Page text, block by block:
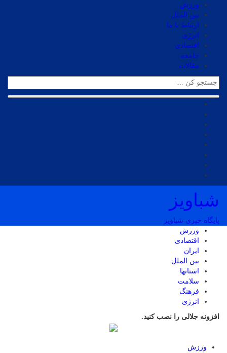
ورزش
بین الملل
ارتباط با ما
انرژی
اقتصادی
جامعه
مقالات
شباویز
پایگاه خبری شباویز
ورزش
اقتصادی
ایران
بین الملل
استانها
سلامت
فرهنگ
انرژی
افزونه جلالی را نصب کنید.
ورزش